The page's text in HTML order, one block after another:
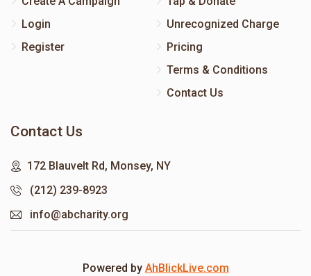
Login
Register
Unrecognized Charge
Pricing
Terms & Conditions
Contact Us
Contact Us
172 Blauvelt Rd, Monsey, NY
(212) 239-8923
info@abcharity.org
Powered by AhBlickLive.com